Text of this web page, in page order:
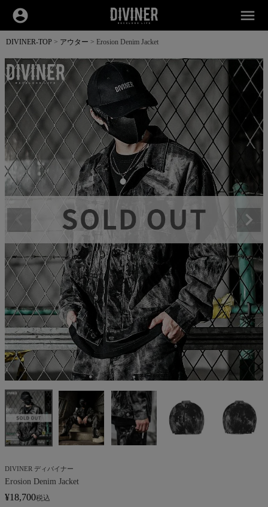
account_circle menu
DIVINER-TOP アウター Erosion Denim Jacket
DIVINER ディバイナー
Erosion Denim Jacket
¥18,700税込